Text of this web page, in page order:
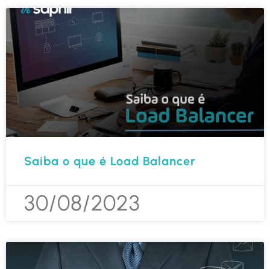
Saiba o que é Load Balancer
30/08/2023